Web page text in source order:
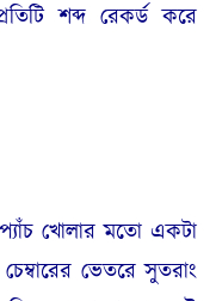
শব্দ রেকর্ড করে
খোলার মতো একটা
ভেতরে সুতরাং